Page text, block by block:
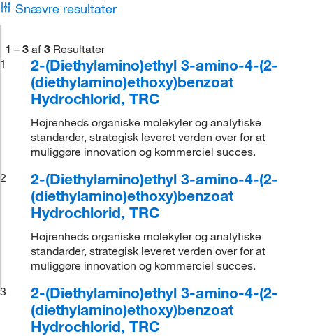
Snævre resultater
1 – 3 af 3 Resultater
1
2-(Diethylamino)ethyl 3-amino-4-(2-
(diethylamino)ethoxy)benzoat
Hydrochlorid, TRC
Højrenheds organiske molekyler og analytiske
standarder, strategisk leveret verden over for at
muliggøre innovation og kommerciel succes.
2
2-(Diethylamino)ethyl 3-amino-4-(2-
(diethylamino)ethoxy)benzoat
Hydrochlorid, TRC
Højrenheds organiske molekyler og analytiske
standarder, strategisk leveret verden over for at
muliggøre innovation og kommerciel succes.
3
2-(Diethylamino)ethyl 3-amino-4-(2-
(diethylamino)ethoxy)benzoat
Hydrochlorid, TRC